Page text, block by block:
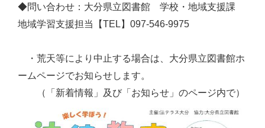
◆問い合わせ：大分県立図書館 学校・地域支援課
地域学習支援担当【TEL】097-546-9975
・荒天等により中止する場合は、大分県立図書館ホ
ームページでお知らせします。
（「新着情報」及び「お知らせ」のページ内で）